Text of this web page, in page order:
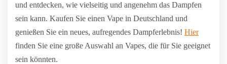
und entdecken, wie vielseitig und angenehm das Dampfen
sein kann. Kaufen Sie einen Vape in Deutschland und
genießen Sie ein neues, aufregendes Dampferlebnis! Hier
finden Sie eine große Auswahl an Vapes, die für Sie geeignet
sein könnten.